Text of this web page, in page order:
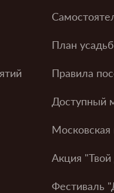
План
Правила
Доступный
Московская
Акция
Фестиваль